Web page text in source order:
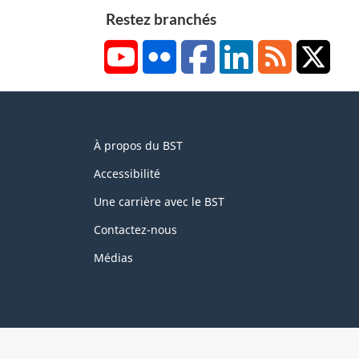
Restez branchés
YouTubeFlickr FacebookLinkedInRSS
this
site
À propos du BST
Accessibilité
Une carrière avec le BST
Contactez-nous
Médias